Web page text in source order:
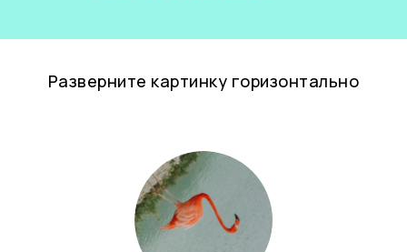
Разверните картинку горизонтально